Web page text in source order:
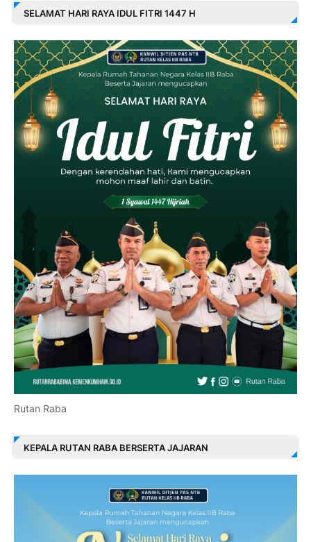
SELAMAT HARI RAYA IDUL FITRI 1447 H
Rutan Raba
KEPALA RUTAN RABA BERSERTA JAJARAN